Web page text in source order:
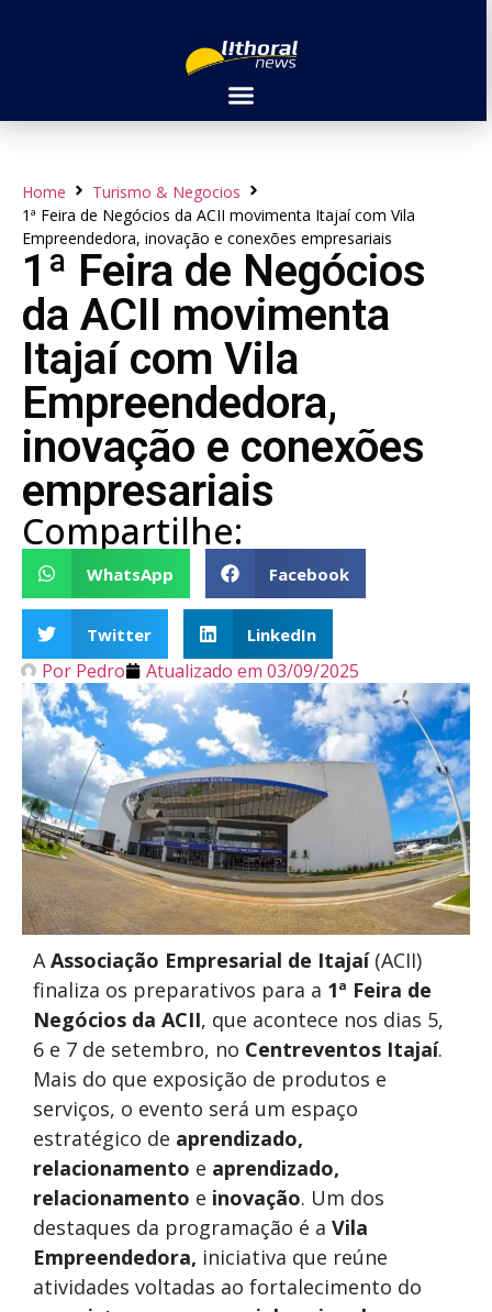
Home
Turismo & Negocios
1ª Feira de Negócios da ACII movimenta Itajaí com Vila
Empreendedora, inovação e conexões empresariais
1ª Feira de Negócios
da ACII movimenta
Itajaí com Vila
Empreendedora,
inovação e conexões
empresariais
Compartilhe:
WhatsApp Facebook
Twitter LinkedIn
Por Pedro Atualizado em 03/09/2025
AAssociação Empresarial de Itajaí(ACII)
finaliza os preparativos para a 1ª Feira de
Negócios da ACII, que acontece nos dias 5,
6 e 7 de setembro, no Centreventos Itajaí.
Mais do que exposição de produtos e
serviços, o evento será um espaço
estratégico de aprendizado,
relacionamento e aprendizado,
relacionamento e inovação. Um dos
destaques da programação é a Vila
Empreendedora, iniciativa que reúne
atividades voltadas ao fortalecimento do